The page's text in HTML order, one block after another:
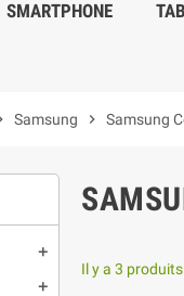
SMARTPHONE
Samsung chevron_right Samsung
add
add
Il y a 3